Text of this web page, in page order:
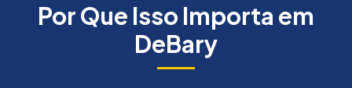
Por Que Isso Importa em
DeBary